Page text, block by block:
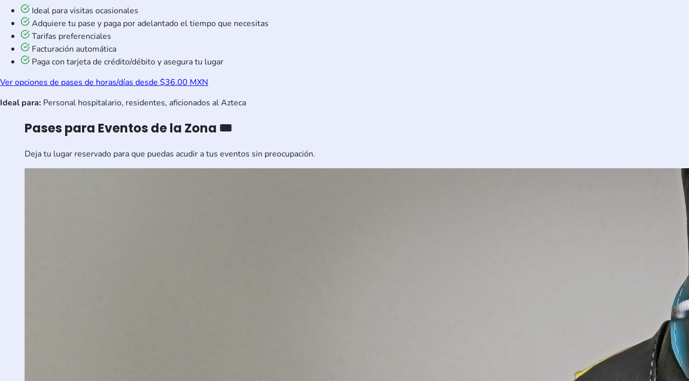
Ideal para visitas ocasionales
Adquiere tu pase y paga por adelantado el tiempo que necesitas
Tarifas preferenciales
Facturación automática
Paga con tarjeta de crédito/débito y asegura tu lugar
Ver opciones de pases de horas/días desde $36.00 MXN
Ideal para: Personal hospitalario, residentes, aficionados al Azteca
Pases para Eventos de la Zona 🎟️
Deja tu lugar reservado para que puedas acudir a tus eventos sin preocupación.